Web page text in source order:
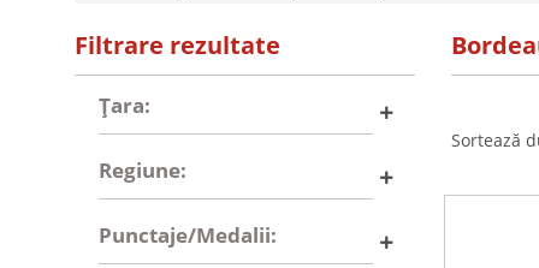
Filtrare rezultate
Țara:
Regiune:
Punctaje/Medalii:
Sortează